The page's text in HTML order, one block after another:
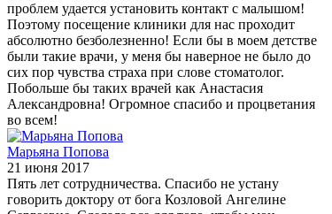
проблем удается установить контакт с малышом!
Поэтому посещение клиники для нас проходит
абсолютно безболезненно! Если бы в моем детстве
были такие врачи, у меня бы наверное не было до
сих пор чувства страха при слове стоматолог.
Побольше бы таких врачей как Анастасия
Александровна! Огромное спасибо и процветания
во всем!
Марьяна Попова
21 июня 2017
Пять лет сотрудничества. Спасибо не устану
говорить доктору от бога Козловой Ангелине